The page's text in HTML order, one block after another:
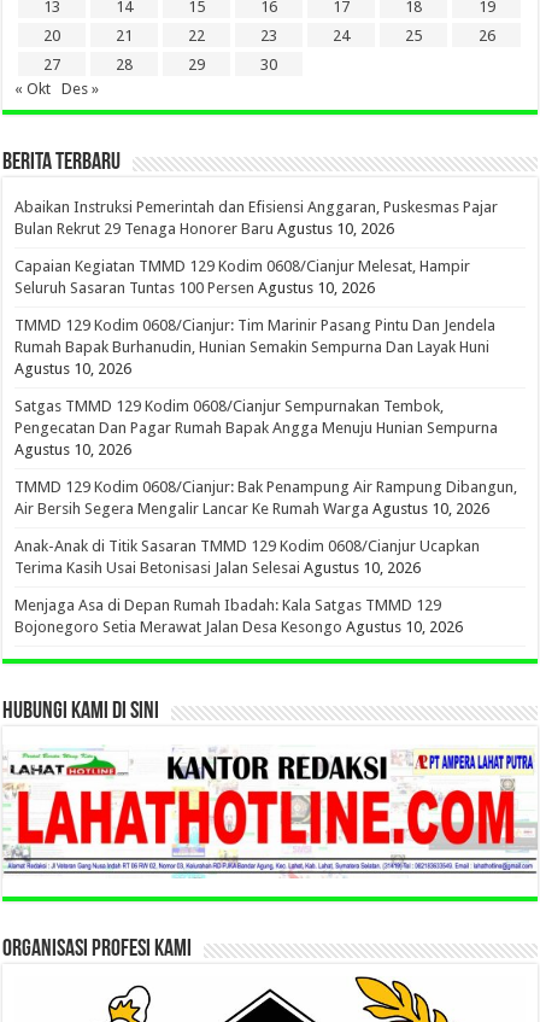
13
14 15 16 17 18
19
20
21 22 23 24 25
26
27
28 29
30
« Okt
Des »
BERITA TERBARU
Abaikan Instruksi Pemerintah dan Efisiensi Anggaran, Puskesmas Pajar
Bulan Rekrut 29 Tenaga Honorer Baru Agustus 10, 2026
Capaian Kegiatan TMMD 129 Kodim 0608/Cianjur Melesat, Hampir
Seluruh Sasaran Tuntas 100 Persen Agustus 10, 2026
TMMD 129 Kodim 0608/Cianjur: Tim Marinir Pasang Pintu Dan Jendela
Rumah Bapak Burhanudin, Hunian Semakin Sempurna Dan Layak Huni
Agustus 10, 2026
Satgas TMMD 129 Kodim 0608/Cianjur Sempurnakan Tembok,
Pengecatan Dan Pagar Rumah Bapak Angga Menuju Hunian Sempurna
Agustus 10, 2026
TMMD 129 Kodim 0608/Cianjur: Bak Penampung Air Rampung Dibangun,
Air Bersih Segera Mengalir Lancar Ke Rumah Warga Agustus 10, 2026
Anak-Anak di Titik Sasaran TMMD 129 Kodim 0608/Cianjur Ucapkan
Terima Kasih Usai Betonisasi Jalan Selesai Agustus 10, 2026
Menjaga Asa di Depan Rumah Ibadah: Kala Satgas TMMD 129
Bojonegoro Setia Merawat Jalan Desa Kesongo Agustus 10, 2026
HUBUNGI KAMI DI SINI
ORGANISASI PROFESI KAMI